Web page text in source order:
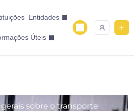
Entidades
Úteis
sobre o transporte